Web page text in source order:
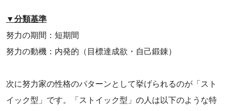
▼分類基準
努力の期間：短期間
努力の動機：内発的（目標達成欲・自己鍛錬）
次に努力家の性格のパターンとして挙げられるのが「スト
イック型」です。「ストイック型」の人は以下のような特